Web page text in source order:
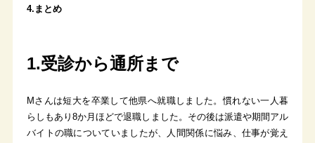
4.まとめ
1.受診から通所まで
Mさんは短大を卒業して他県へ就職しました。慣れない一人暮
らしもあり8か月ほどで退職しました。その後は派遣や期間アル
バイトの職についていましたが、人間関係に悩み、仕事が覚え